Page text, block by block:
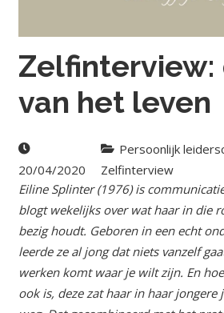
Zelfinterview:
van het leven
20/04/2020
Persoonlijk
Zelfinterview
Eiline Splinter (1976) is
blogt wekelijks over wat haar in die
bezig houdt. Geboren in een echt
leerde ze al jong dat niets vanzelf
werken komt waar je wilt zijn. En
ook is, deze zat haar in haar jongere